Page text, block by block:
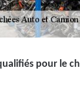
pour le